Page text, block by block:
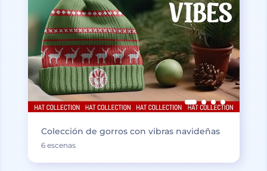
Colección de gorros con vibras navideñas
6 escenas